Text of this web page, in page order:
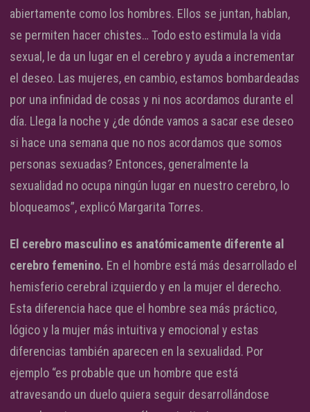
abiertamente como los hombres. Ellos se juntan, hablan,
se permiten hacer chistes… Todo esto estimula la vida
sexual, le da un lugar en el cerebro y ayuda a incrementar
el deseo. Las mujeres, en cambio, estamos bombardeadas
por una infinidad de cosas y ni nos acordamos durante el
día. Llega la noche y ¿de dónde vamos a sacar ese deseo
si hace una semana que no nos acordamos que somos
personas sexuadas? Entonces, generalmente la
sexualidad no ocupa ningún lugar en nuestro cerebro, lo
bloqueamos”, explicó Margarita Torres.
El cerebro masculino es anatómicamente diferente al
cerebro femenino. En el hombre está más desarrollado el
hemisferio cerebral izquierdo y en la mujer el derecho.
Esta diferencia hace que el hombre sea más práctico,
lógico y la mujer más intuitiva y emocional y estas
diferencias también aparecen en la sexualidad. Por
ejemplo “es probable que un hombre que está
atravesando un duelo quiera seguir desarrollándose